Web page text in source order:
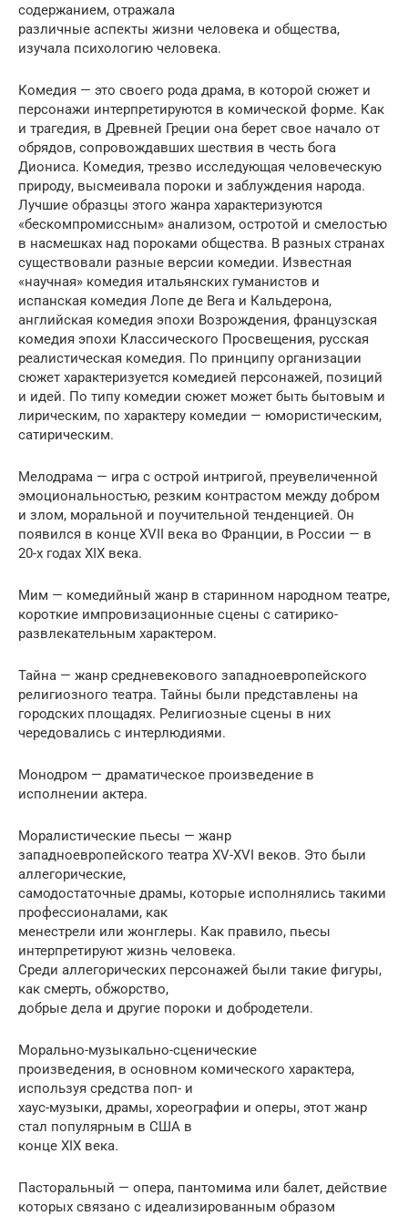
содержанием, отражала
различные аспекты жизни человека и общества,
изучала психологию человека.
Комедия — это своего рода драма, в которой сюжет и
персонажи интерпретируются в комической форме. Как
и трагедия, в Древней Греции она берет свое начало от
обрядов, сопровождавших шествия в честь бога
Диониса. Комедия, трезво исследующая человеческую
природу, высмеивала пороки и заблуждения народа.
Лучшие образцы этого жанра характеризуются
«бескомпромиссным» анализом, остротой и смелостью
в насмешках над пороками общества. В разных странах
существовали разные версии комедии. Известная
«научная» комедия итальянских гуманистов и
испанская комедия Лопе де Вега и Кальдерона,
английская комедия эпохи Возрождения, французская
комедия эпохи Классического Просвещения, русская
реалистическая комедия. По принципу организации
сюжет характеризуется комедией персонажей, позиций
и идей. По типу комедии сюжет может быть бытовым и
лирическим, по характеру комедии — юмористическим,
сатирическим.
Мелодрама — игра с острой интригой, преувеличенной
эмоциональностью, резким контрастом между добром
и злом, моральной и поучительной тенденцией. Он
появился в конце XVII века во Франции, в России — в
20-х годах XIX века.
Мим — комедийный жанр в старинном народном театре,
короткие импровизационные сцены с сатирико-
развлекательным характером.
Тайна — жанр средневекового западноевропейского
религиозного театра. Тайны были представлены на
городских площадях. Религиозные сцены в них
чередовались с интерлюдиями.
Монодром — драматическое произведение в
исполнении актера.
Моралистические пьесы — жанр
западноевропейского театра XV-XVI веков. Это были
аллегорические,
самодостаточные драмы, которые исполнялись такими
профессионалами, как
менестрели или жонглеры. Как правило, пьесы
интерпретируют жизнь человека.
Среди аллегорических персонажей были такие фигуры,
как смерть, обжорство,
добрые дела и другие пороки и добродетели.
Морально-музыкально-сценические
произведения, в основном комического характера,
используя средства поп- и
хаус-музыки, драмы, хореографии и оперы, этот жанр
стал популярным в США в
конце XIX века.
Пасторальный — опера, пантомима или балет, действие
которых связано с идеализированным образом